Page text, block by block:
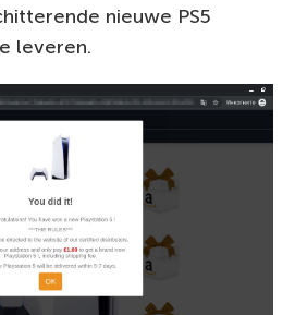
nieuwe PS5
leveren.